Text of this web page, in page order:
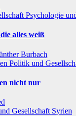
Psychologie
alles weiß
Burbach
Politik und
nicht nur
Gesellschaft Syrien